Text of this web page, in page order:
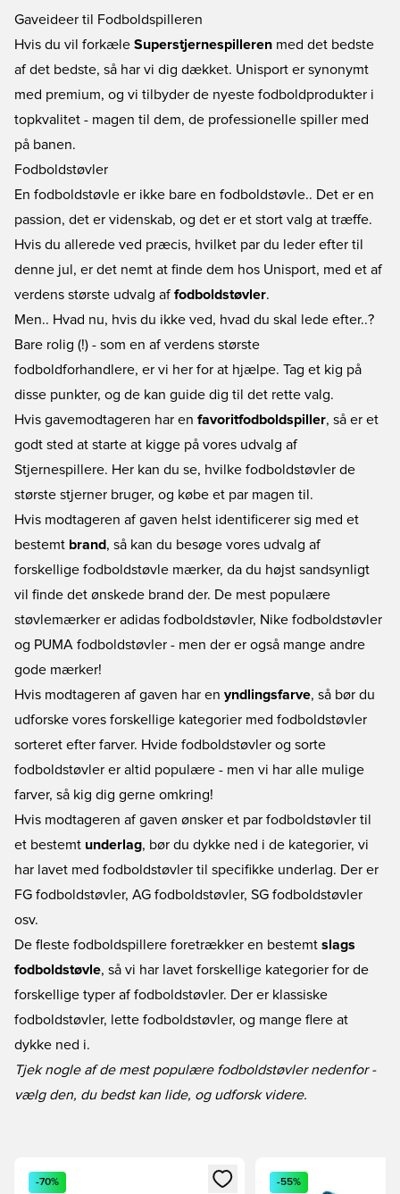
Gaveideer til Fodboldspilleren
Hvis du vil forkæle Superstjernespilleren med det bedste
af det bedste, så har vi dig dækket. Unisport er synonymt
med premium, og vi tilbyder de nyeste fodboldprodukter i
topkvalitet - magen til dem, de professionelle spiller med
på banen.
Fodboldstøvler
En fodboldstøvle er ikke bare en fodboldstøvle.. Det er en
passion, det er videnskab, og det er et stort valg at træffe.
Hvis du allerede ved præcis, hvilket par du leder efter til
denne jul, er det nemt at finde dem hos Unisport, med et af
verdens største udvalg affodboldstøvler.
Men.. Hvad nu, hvis du ikke ved, hvad du skal lede efter..?
Bare rolig (!) - som en af verdens største
fodboldforhandlere, er vi her for at hjælpe. Tag et kig på
disse punkter, og de kan guide dig til det rette valg.
Hvis gavemodtageren har en favoritfodboldspiller, så er et
godt sted at starte at kigge på vores udvalg af
Stjernespillere. Her kan du se, hvilke fodboldstøvler de
største stjerner bruger, og købe et par magen til.
Hvis modtageren af gaven helst identificerer sig med et
bestemt brand, så kan du besøge vores udvalg af
forskellige fodboldstøvle mærker, da du højst sandsynligt
vil finde det ønskede brand der. De mest populære
støvlemærker er adidas fodboldstøvler, Nike fodboldstøvler
og PUMA fodboldstøvler - men der er også mange andre
gode mærker!
Hvis modtageren af gaven har en yndlingsfarve, så bør du
udforske vores forskellige kategorier med fodboldstøvler
sorteret efter farver. Hvide fodboldstøvler og sorte
fodboldstøvler er altid populære - men vi har alle mulige
farver, så kig dig gerne omkring!
Hvis modtageren af gaven ønsker et par fodboldstøvler til
et bestemt underlag, bør du dykke ned i de kategorier, vi
har lavet med fodboldstøvler til specifikke underlag. Der er
FG fodboldstøvler, AG fodboldstøvler, SG fodboldstøvler
osv.
De fleste fodboldspillere foretrækker en bestemt slags
fodboldstøvle, så vi har lavet forskellige kategorier for de
forskellige typer af fodboldstøvler. Der er klassiske
fodboldstøvler, lette fodboldstøvler, og mange flere at
dykke ned i.
Tjek nogle af de mest populære fodboldstøvler nedenfor -
vælg den, du bedst kan lide, og udforsk videre.
Åbner en Modal til at logge ind eller tilmelde dig som
-70%
Åbner en Modal til
-55%